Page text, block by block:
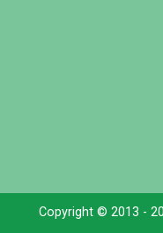
Copyright © 2013 -